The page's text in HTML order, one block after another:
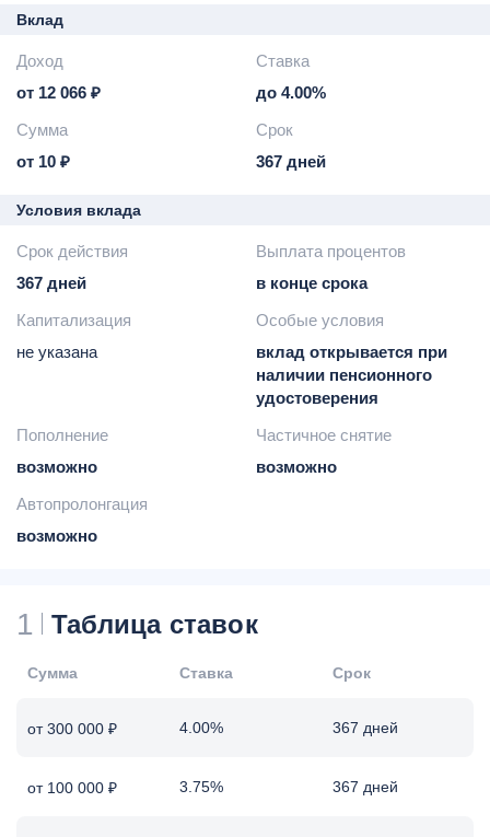
Вклад
Доход
от 12 066 ₽
Ставка
до 4.00%
Сумма
от 10 ₽
Срок
367 дней
Условия вклада
Срок действия
367 дней
Выплата процентов
в конце срока
Капитализация
не указана
Особые условия
вклад открывается при
наличии пенсионного
удостоверения
Пополнение
возможно
Частичное снятие
возможно
Автопролонгация
возможно
1 Таблица ставок
Сумма Ставка Срок
от 300 000 ₽ 4.00% 367 дней
от 100 000 ₽ 3.75% 367 дней